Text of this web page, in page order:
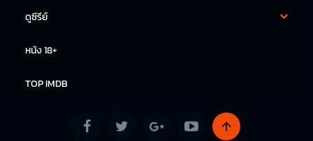
ดูซีรีย์
หนัง 18+
TOP IMDB